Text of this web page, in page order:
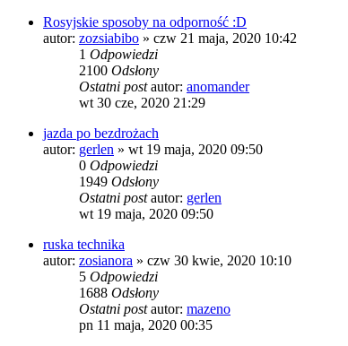
Rosyjskie sposoby na odporność :D
autor: zozsiabibo » czw 21 maja, 2020 10:42
1 Odpowiedzi
2100 Odsłony
Ostatni postautor: anomander
wt 30 cze, 2020 21:29
jazda po bezdrożach
autor: gerlen » wt 19 maja, 2020 09:50
0 Odpowiedzi
1949 Odsłony
Ostatni postautor: gerlen
wt 19 maja, 2020 09:50
ruska technika
autor: zosianora » czw 30 kwie, 2020 10:10
5 Odpowiedzi
1688 Odsłony
Ostatni postautor: mazeno
pn 11 maja, 2020 00:35